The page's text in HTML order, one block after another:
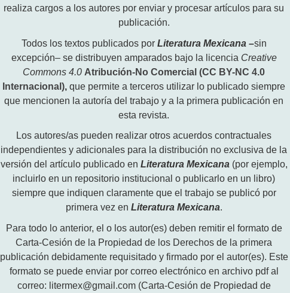
realiza cargos a los autores por enviar y procesar artículos para su
publicación.
Todos los textos publicados por Literatura Mexicana–sin
excepción– se distribuyen amparados bajo la licencia Creative
Commons 4.0 Atribución-No Comercial (CC BY-NC 4.0
Internacional),que permite a terceros utilizar lo publicado siempre
que mencionen la autoría del trabajo y a la primera publicación en
esta revista.
Los autores/as pueden realizar otros acuerdos contractuales
independientes y adicionales para la distribución no exclusiva de la
versión del artículo publicado en Literatura Mexicana (por ejemplo,
incluirlo en un repositorio institucional o publicarlo en un libro)
siempre que indiquen claramente que el trabajo se publicó por
primera vez en Literatura Mexicana.
Para todo lo anterior, el o los autor(es) deben remitir el formato de
Carta-Cesión de la Propiedad de los Derechos de la primera
publicación debidamente requisitado y firmado por el autor(es). Este
formato se puede enviar por correo electrónico en archivo pdf al
correo: litermex@gmail.com (Carta-Cesión de Propiedad de